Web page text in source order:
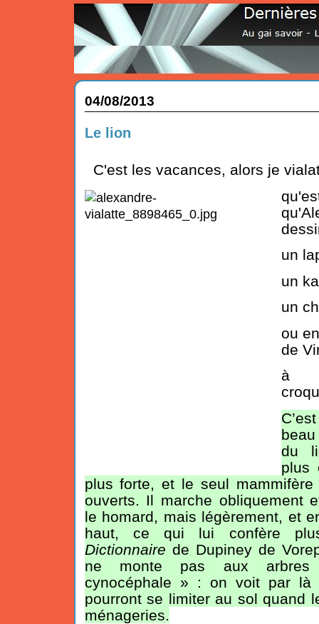
04/08/2013
Le lion
C'est les vacances, alors je
un
un
un
ou
de
à
du
plus
plus forte, et le seul
ouverts. Il marche obliquement
le homard, mais légèrement, et
haut, ce qui lui confère
Dictionnaire de Dupiney de
ne monte pas aux
cynocéphale » : on voit par là
pourront se limiter au sol quand
ménageries.